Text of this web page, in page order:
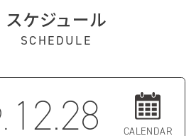
スケジュール
SCHEDULE
12.28 CALENDAR